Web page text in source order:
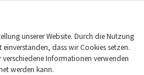
unserer Website. Durch die Nutzung
dass wir Cookies setzen.
Informationen verwenden
werden kann.